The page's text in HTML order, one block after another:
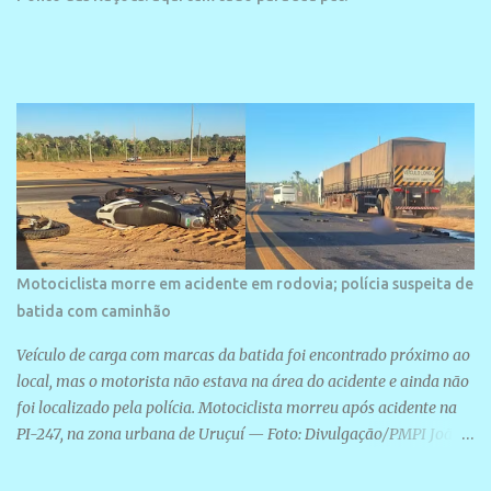
Motociclista morre em acidente em rodovia; polícia suspeita de
batida com caminhão
Veículo de carga com marcas da batida foi encontrado próximo ao
local, mas o motorista não estava na área do acidente e ainda não
foi localizado pela polícia. Motociclista morreu após acidente na
PI-247, na zona urbana de Uruçuí — Foto: Divulgação/PMPI João